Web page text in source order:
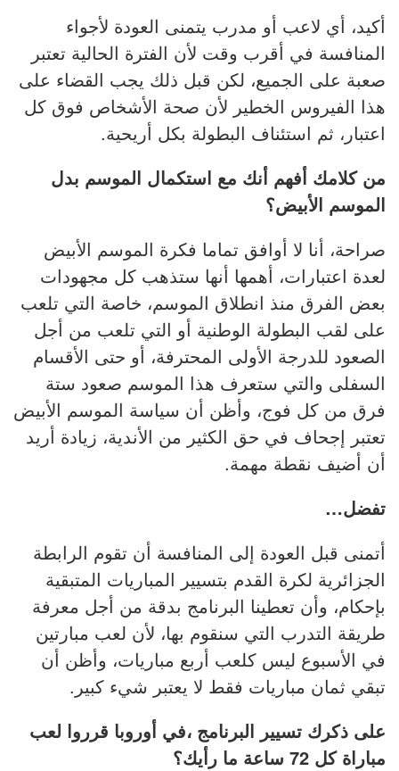
أكيد، أي لاعب أو مدرب يتمنى العودة لأجواء
المنافسة في أقرب وقت لأن الفترة الحالية تعتبر
صعبة على الجميع، لكن قبل ذلك يجب القضاء على
هذا الفيروس الخطير لأن صحة الأشخاص فوق كل
اعتبار، ثم استئناف البطولة بكل أريحية.
من كلامك أفهم أنك مع استكمال الموسم بدل
الموسم الأبيض؟
صراحة، أنا لا أوافق تماما فكرة الموسم الأبيض
لعدة اعتبارات، أهمها أنها ستذهب كل مجهودات
بعض الفرق منذ انطلاق الموسم، خاصة التي تلعب
على لقب البطولة الوطنية أو التي تلعب من أجل
الصعود للدرجة الأولى المحترفة، أو حتى الأقسام
السفلى والتي ستعرف هذا الموسم صعود ستة
فرق من كل فوج، وأظن أن سياسة الموسم الأبيض
تعتبر إجحاف في حق الكثير من الأندية، زيادة أريد
أن أضيف نقطة مهمة.
تفضل…
أتمنى قبل العودة إلى المنافسة أن تقوم الرابطة
الجزائرية لكرة القدم بتسيير المباريات المتبقية
بإحكام، وأن تعطينا البرنامج بدقة من أجل معرفة
طريقة التدرب التي سنقوم بها، لأن لعب مبارتين
في الأسبوع ليس كلعب أربع مباريات، وأظن أن
تبقي ثمان مباريات فقط لا يعتبر شيء كبير.
على ذكرك تسيير البرنامج ،في أوروبا قرروا لعب
مباراة كل 72 ساعة ما رأيك؟